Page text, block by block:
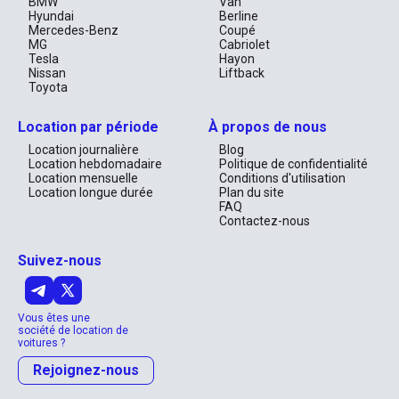
moyen de transport; elle est votre passeport pour une
expérience de conduite enrichissante et sophistiquée. Réservez
dès aujourd'hui votre trajet à Dubaï ou Abou Dabi et laissez-vous
emporter par le charme indéniable de cette berline
exceptionnelle.
Profitez de cette offre exclusive et préparez-vous à redécouvrir
Mazda 6, votre aventure commence ici.
Hyundai
Mercedes-Benz
MG
Tesla
Nissan
Toyota
Berline
Coupé
Cabriolet
Hayon
Liftback
Location par période
Location journalière
Location hebdomadaire
Location mensuelle
Location longue durée
À propos de nous
Blog
Politique de confidentialité
Conditions d'utilisation
Plan du site
FAQ
Contactez-nous
Suivez-nous
Vous êtes une
société de location de
voitures ?
Rejoignez-nous